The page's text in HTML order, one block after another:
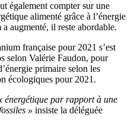
également compter sur une
alimenté grâce à l’énergie
augmenté, il reste abordable.
française pour 2021 s’est
selon Valérie Faudon, pour
primaire selon les
écologiques pour 2021.
énergétique par rapport à une
» insiste la déléguée